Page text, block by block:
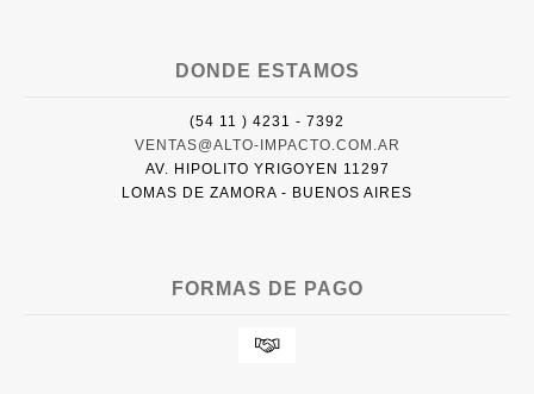
DONDE ESTAMOS
(54 11 ) 4231 - 7392
VENTAS@ALTO-IMPACTO.COM.AR
AV. HIPOLITO YRIGOYEN 11297
LOMAS DE ZAMORA - BUENOS AIRES
FORMAS DE PAGO